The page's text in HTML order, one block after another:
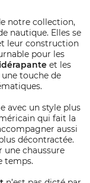
notre collection,
nautique. Elles se
leur construction
pour les
et les
touche de
avec un style plus
qui fait la
aussi
décontractée.
une chaussure
temps.